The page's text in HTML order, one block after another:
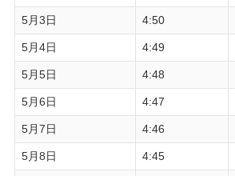
5月3日 4:50
5月4日 4:49
5月5日 4:48
5月6日 4:47
5月7日 4:46
5月8日 4:45